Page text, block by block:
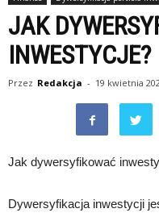
JAK
INWESTYCJE?
Przez Redakcja - 19 kwietnia
Jak dywersyfikować
Dywersyfikacja inwestycji